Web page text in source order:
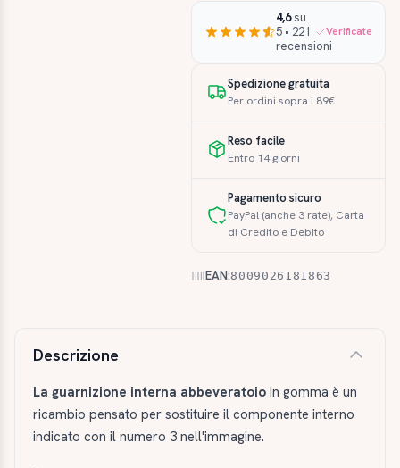
4,6su
5 • 221
recensioni
Verificate
Spedizione gratuita
Per ordini sopra i 89€
Reso facile
Entro 14 giorni
Pagamento sicuro
PayPal (anche 3 rate), Carta
di Credito e Debito
EAN:8009026181863
Descrizione
La guarnizione interna abbeveratoio in gomma è un
ricambio pensato per sostituire il componente interno
indicato con il numero 3 nell'immagine.